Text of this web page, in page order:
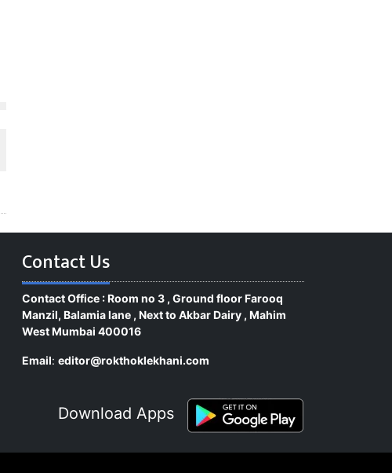
Contact Us
Contact Office : Room no 3 , Ground floor Farooq
Manzil, Balamia lane , Next to Akbar Dairy , Mahim
West Mumbai 400016
Email: editor@rokthoklekhani.com
Download Apps